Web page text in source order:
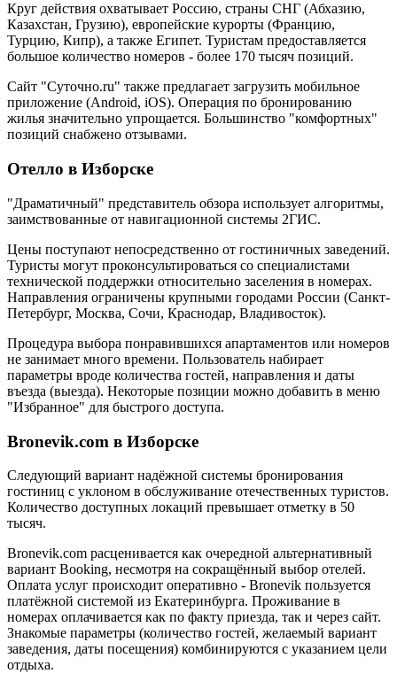
Круг действия охватывает Россию, страны СНГ (Абхазию,
Казахстан, Грузию), европейские курорты (Францию,
Турцию, Кипр), а также Египет. Туристам предоставляется
большое количество номеров - более 170 тысяч позиций.
Сайт "Суточно.ru" также предлагает загрузить мобильное
приложение (Android, iOS). Операция по бронированию
жилья значительно упрощается. Большинство "комфортных"
позиций снабжено отзывами.
Отелло в Изборске
"Драматичный" представитель обзора использует алгоритмы,
заимствованные от навигационной системы 2ГИС.
Цены поступают непосредственно от гостиничных заведений.
Туристы могут проконсультироваться со специалистами
технической поддержки относительно заселения в номерах.
Направления ограничены крупными городами России (Санкт-
Петербург, Москва, Сочи, Краснодар, Владивосток).
Процедура выбора понравившихся апартаментов или номеров
не занимает много времени. Пользователь набирает
параметры вроде количества гостей, направления и даты
въезда (выезда). Некоторые позиции можно добавить в меню
"Избранное" для быстрого доступа.
Bronevik.com в Изборске
Следующий вариант надёжной системы бронирования
гостиниц с уклоном в обслуживание отечественных туристов.
Количество доступных локаций превышает отметку в 50
тысяч.
Bronevik.com расценивается как очередной альтернативный
вариант Booking, несмотря на сокращённый выбор отелей.
Оплата услуг происходит оперативно - Bronevik пользуется
платёжной системой из Екатеринбурга. Проживание в
номерах оплачивается как по факту приезда, так и через сайт.
Знакомые параметры (количество гостей, желаемый вариант
заведения, даты посещения) комбинируются с указанием цели
отдыха.